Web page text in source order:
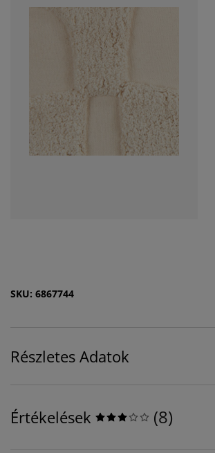
SKU: 6867744
Részletes Adatok
Értékelések (8)